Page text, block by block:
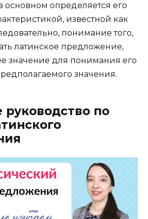
основном определяется его
известной как
понимание того,
латинское предложение,
значение для понимания его
значения.
руководство по